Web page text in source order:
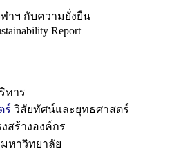
าฯ กับความยั่งยืน
Report
หาร
ร์ วิสัยทัศน์และยุทธศาสตร์
สร้างองค์กร
หาวิทยาลัย